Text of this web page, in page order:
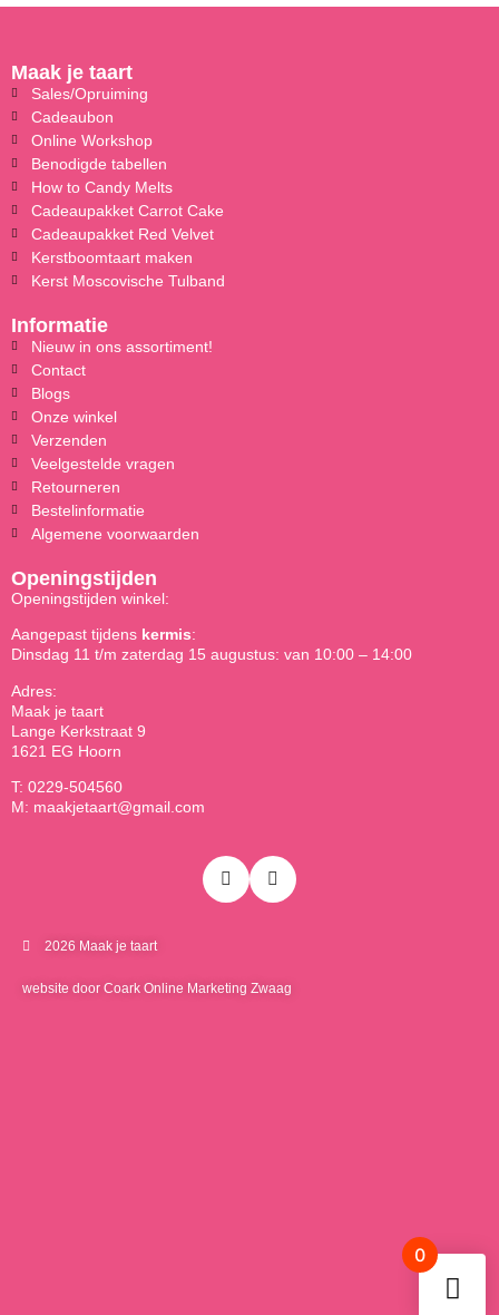
Maak je taart
Sales/Opruiming
Cadeaubon
Online Workshop
Benodigde tabellen
How to Candy Melts
Cadeaupakket Carrot Cake
Cadeaupakket Red Velvet
Kerstboomtaart maken
Kerst Moscovische Tulband
Informatie
Nieuw in ons assortiment!
Contact
Blogs
Onze winkel
Verzenden
Veelgestelde vragen
Retourneren
Bestelinformatie
Algemene voorwaarden
Openingstijden
Openingstijden winkel:
Aangepast tijdens kermis:
Dinsdag 11 t/m zaterdag 15 augustus: van 10:00 – 14:00
Adres:
Maak je taart
Lange Kerkstraat 9
1621 EG Hoorn
T: 0229-504560
M: maakjetaart@gmail.com
2026 Maak je taart
website door Coark Online Marketing Zwaag
0